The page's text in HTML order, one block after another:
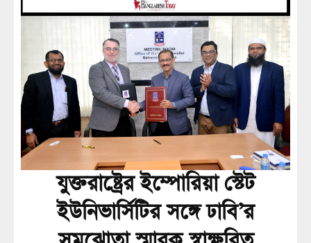
যুক্তরাষ্ট্রের ইম্পোরিয়া স্টেট
ইউনিভার্সিটির সঙ্গে ঢাবি’র